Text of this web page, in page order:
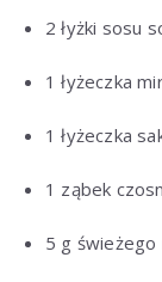
2 łyżki sosu
1 łyżeczka
1 łyżeczka
1 ząbek
5 g świeżego